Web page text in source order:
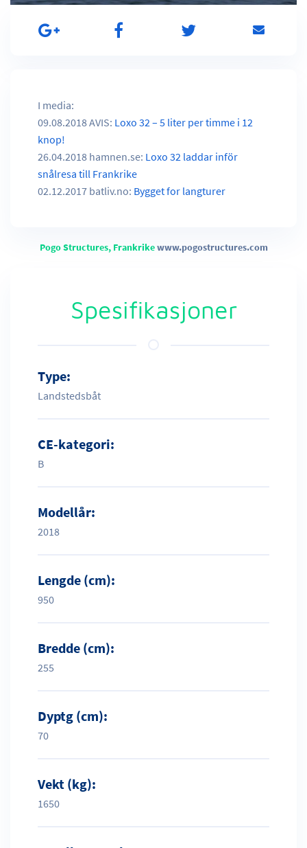
I media:
09.08.2018 AVIS: Loxo 32 – 5 liter per timme i 12
knop!
26.04.2018 hamnen.se: Loxo 32 laddar inför
snålresa till Frankrike
02.12.2017 batliv.no: Bygget for langturer
Pogo Structures, Frankrikewww.pogostructures.com
Spesifikasjoner
Type:
Landstedsbåt
CE-kategori:
B
Modellår:
2018
Lengde (cm):
950
Bredde (cm):
255
Dyptg (cm):
70
Vekt (kg):
1650